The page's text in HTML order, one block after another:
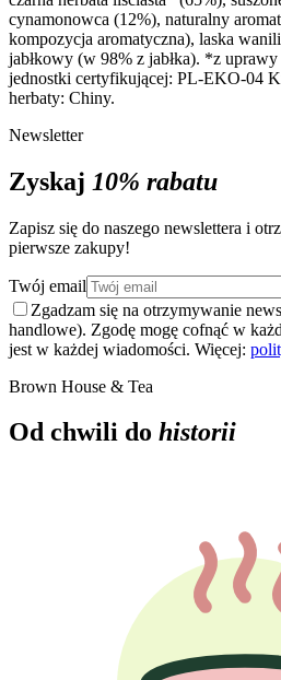
cynamonowca (12%), naturalny
kompozycja aromatyczna), laska
jabłkowy (w 98% z jabłka). *z
jednostki certyfikującej: PL-EKO-04
herbaty: Chiny.
Newsletter
Zyskaj 10% rabatu
Zapisz się do naszego newslettera i
pierwsze zakupy!
Twój email
Zgadzam się na otrzymywanie
handlowe). Zgodę mogę cofnąć w
jest w każdej wiadomości. Więcej:
Brown House & Tea
Od chwili do historii